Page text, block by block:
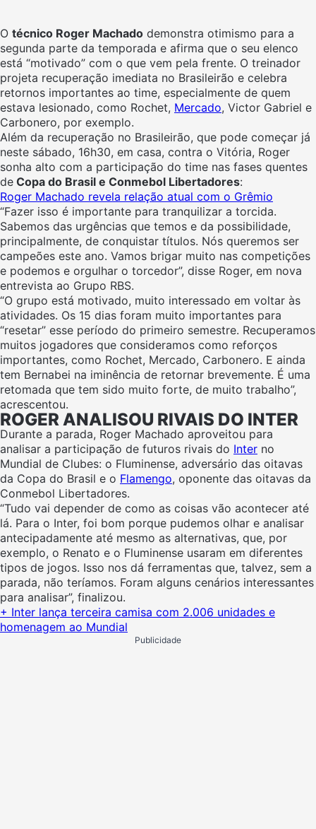
O técnico Roger Machado demonstra otimismo para a
segunda parte da temporada e afirma que o seu elenco
está “motivado” com o que vem pela frente. O treinador
projeta recuperação imediata no Brasileirão e celebra
retornos importantes ao time, especialmente de quem
estava lesionado, como Rochet, Mercado, Victor Gabriel e
Carbonero, por exemplo.
Além da recuperação no Brasileirão, que pode começar já
neste sábado, 16h30, em casa, contra o Vitória, Roger
sonha alto com a participação do time nas fases quentes
de Copa do Brasil e Conmebol Libertadores:
Roger Machado revela relação atual com o Grêmio
“Fazer isso é importante para tranquilizar a torcida.
Sabemos das urgências que temos e da possibilidade,
principalmente, de conquistar títulos. Nós queremos ser
campeões este ano. Vamos brigar muito nas competições
e podemos e orgulhar o torcedor”, disse Roger, em nova
entrevista ao Grupo RBS.
“O grupo está motivado, muito interessado em voltar às
atividades. Os 15 dias foram muito importantes para
“resetar” esse período do primeiro semestre. Recuperamos
muitos jogadores que consideramos como reforços
importantes, como Rochet, Mercado, Carbonero. E ainda
tem Bernabei na iminência de retornar brevemente. É uma
retomada que tem sido muito forte, de muito trabalho”,
acrescentou.
ROGER ANALISOU RIVAIS DO INTER
Durante a parada, Roger Machado aproveitou para
analisar a participação de futuros rivais do Inter no
Mundial de Clubes: o Fluminense, adversário das oitavas
da Copa do Brasil e o Flamengo, oponente das oitavas da
Conmebol Libertadores.
“Tudo vai depender de como as coisas vão acontecer até
lá. Para o Inter, foi bom porque pudemos olhar e analisar
antecipadamente até mesmo as alternativas, que, por
exemplo, o Renato e o Fluminense usaram em diferentes
tipos de jogos. Isso nos dá ferramentas que, talvez, sem a
parada, não teríamos. Foram alguns cenários interessantes
para analisar”, finalizou.
+ Inter lança terceira camisa com 2.006 unidades e
homenagem ao Mundial
Publicidade